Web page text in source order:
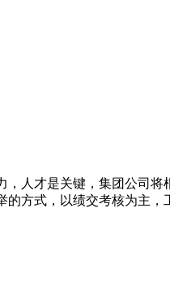
，人才是关键，集团公司
的方式，以绩交考核为主